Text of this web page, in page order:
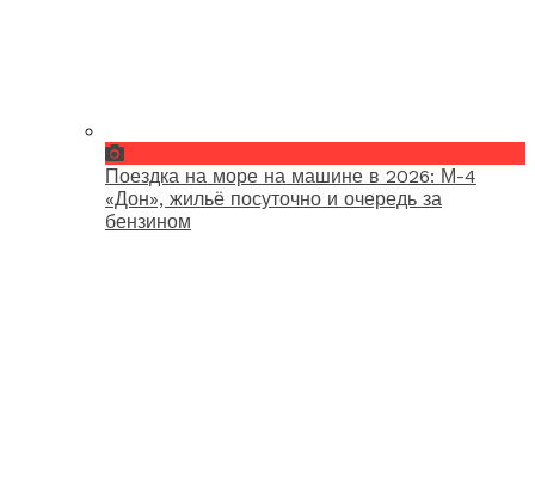
Поездка на море на машине в 2026: М-4
«Дон», жильё посуточно и очередь за
бензином